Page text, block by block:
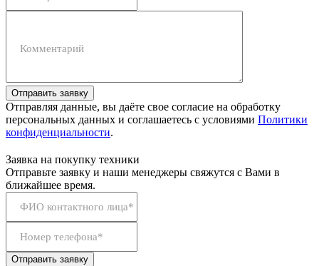
Комментарий
Отправить заявку
Отправляя данные, вы даёте свое согласие на обработку
персональных данных и соглашаетесь с условиями Политики
конфиденциальности.
Заявка на покупку техники
Отправьте заявку и наши менеджеры свяжутся с Вами в
ближайшее время.
ФИО контактного лица*
Номер телефона*
Отправить заявку